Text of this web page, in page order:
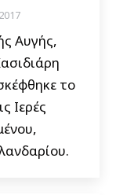
Αυγής,
το
Ιερές